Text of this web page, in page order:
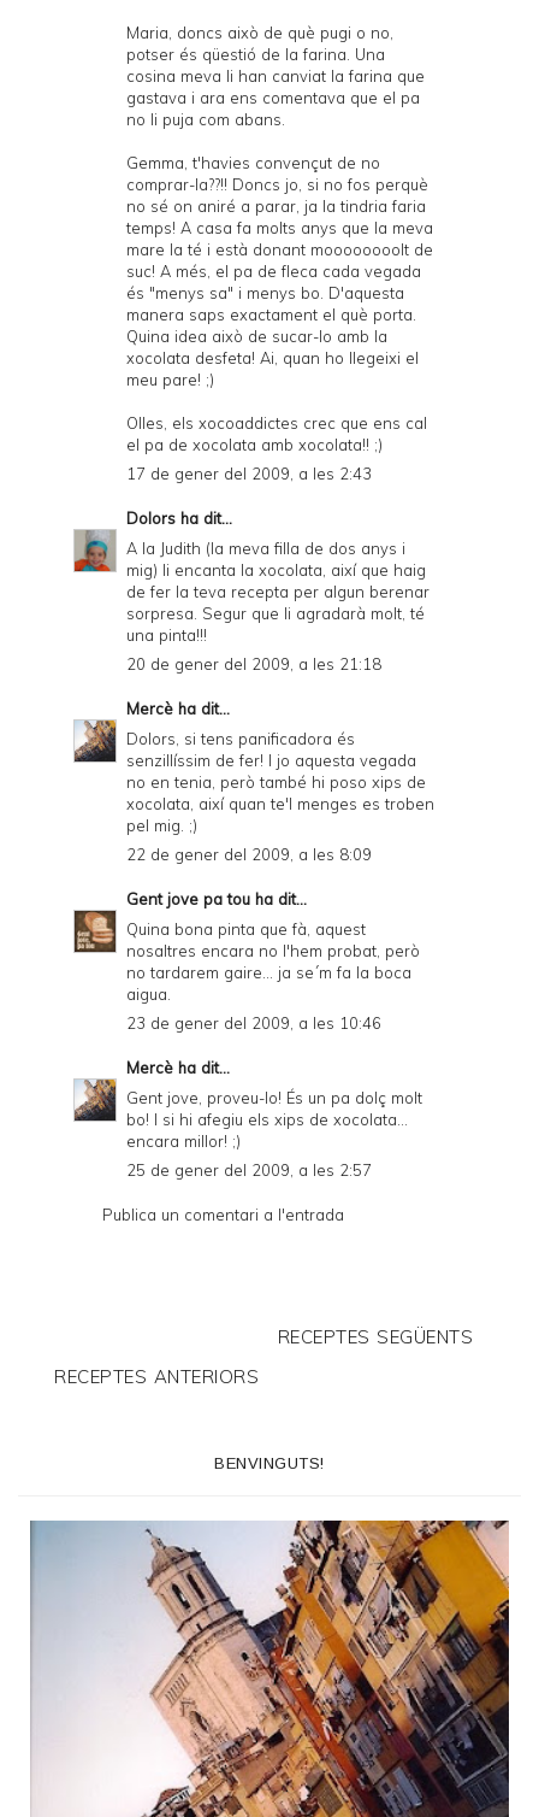
Maria, doncs això de què pugi o no,
potser és qüestió de la farina. Una
cosina meva li han canviat la farina que
gastava i ara ens comentava que el pa
no li puja com abans.
Gemma, t'havies convençut de no
comprar-la??!! Doncs jo, si no fos perquè
no sé on aniré a parar, ja la tindria faria
temps! A casa fa molts anys que la meva
mare la té i està donant moooooooolt de
suc! A més, el pa de fleca cada vegada
és "menys sa" i menys bo. D'aquesta
manera saps exactament el què porta.
Quina idea això de sucar-lo amb la
xocolata desfeta! Ai, quan ho llegeixi el
meu pare! ;)
Olles, els xocoaddictes crec que ens cal
el pa de xocolata amb xocolata!! ;)
17 de gener del 2009, a les 2:43
Dolors ha dit...
A la Judith (la meva filla de dos anys i
mig) li encanta la xocolata, així que haig
de fer la teva recepta per algun berenar
sorpresa. Segur que li agradarà molt, té
una pinta!!!
20 de gener del 2009, a les 21:18
Mercè ha dit...
Dolors, si tens panificadora és
senzillíssim de fer! I jo aquesta vegada
no en tenia, però també hi poso xips de
xocolata, així quan te'l menges es troben
pel mig. ;)
22 de gener del 2009, a les 8:09
Gent jove pa tou ha dit...
Quina bona pinta que fà, aquest
nosaltres encara no l'hem probat, però
no tardarem gaire... ja se´m fa la boca
aigua.
23 de gener del 2009, a les 10:46
Mercè ha dit...
Gent jove, proveu-lo! És un pa dolç molt
bo! I si hi afegiu els xips de xocolata...
encara millor! ;)
25 de gener del 2009, a les 2:57
Publica un comentari a l'entrada
RECEPTES SEGÜENTS
RECEPTES ANTERIORS
BENVINGUTS!